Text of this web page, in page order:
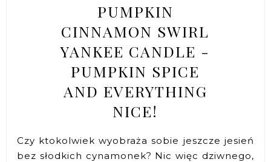
PUMPKIN
CINNAMON SWIRL
YANKEE CANDLE -
PUMPKIN SPICE
AND EVERYTHING
NICE!
Czy ktokolwiek wyobraża sobie jeszcze jesień
bez słodkich cynamonek? Nic więc dziwnego,